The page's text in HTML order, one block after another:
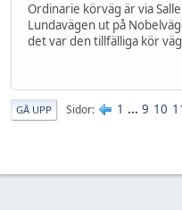
Ordinarie körväg är via
Lundavägen ut på
det var den tillfälliga kör
GÅ UPP Sidor 1 ... 9 10